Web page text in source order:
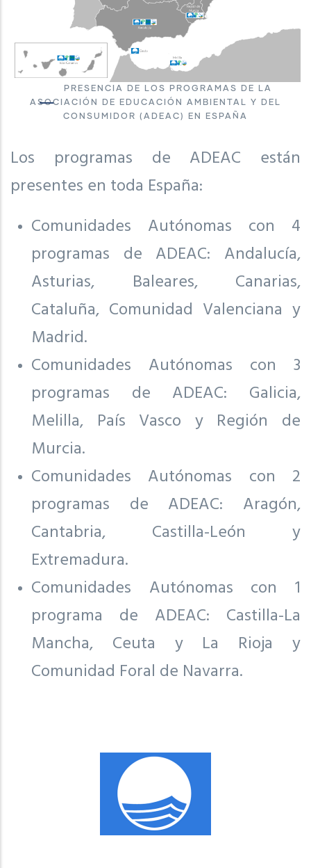
PRESENCIA DE LOS PROGRAMAS DE LA
ASOCIACIÓN DE EDUCACIÓN AMBIENTAL Y DEL
CONSUMIDOR (ADEAC) EN ESPAÑA
Los programas de ADEAC están
presentes en toda España:
Comunidades Autónomas con 4
programas de ADEAC: Andalucía,
Asturias, Baleares, Canarias,
Cataluña, Comunidad Valenciana y
Madrid.
Comunidades Autónomas con 3
programas de ADEAC: Galicia,
Melilla, País Vasco y Región de
Murcia.
Comunidades Autónomas con 2
programas de ADEAC: Aragón,
Cantabria, Castilla-León y
Extremadura.
Comunidades Autónomas con 1
programa de ADEAC: Castilla-La
Mancha, Ceuta y La Rioja y
Comunidad Foral de Navarra.